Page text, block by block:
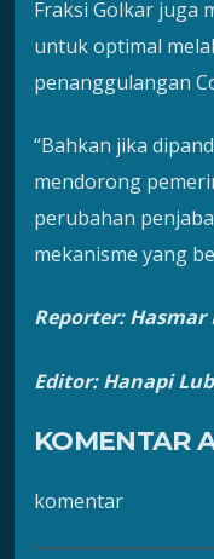
Fraksi Golkar juga
untuk optimal
penanggulangan
“Bahkan jika
mendorong
perubahan
mekanisme yang
Reporter: Hasmar
Editor: Hanapi
KOMENTAR
komentar